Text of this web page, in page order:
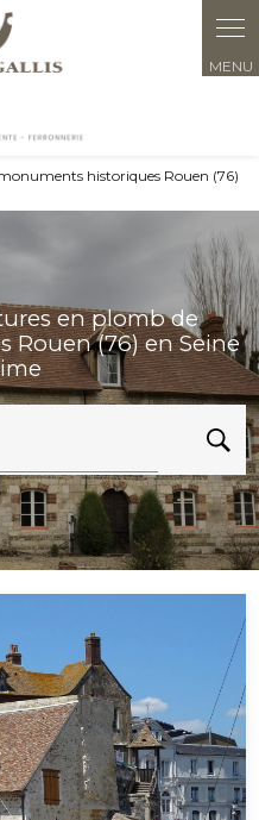
historiques Rouen (76)
en plomb de
(76) en Seine